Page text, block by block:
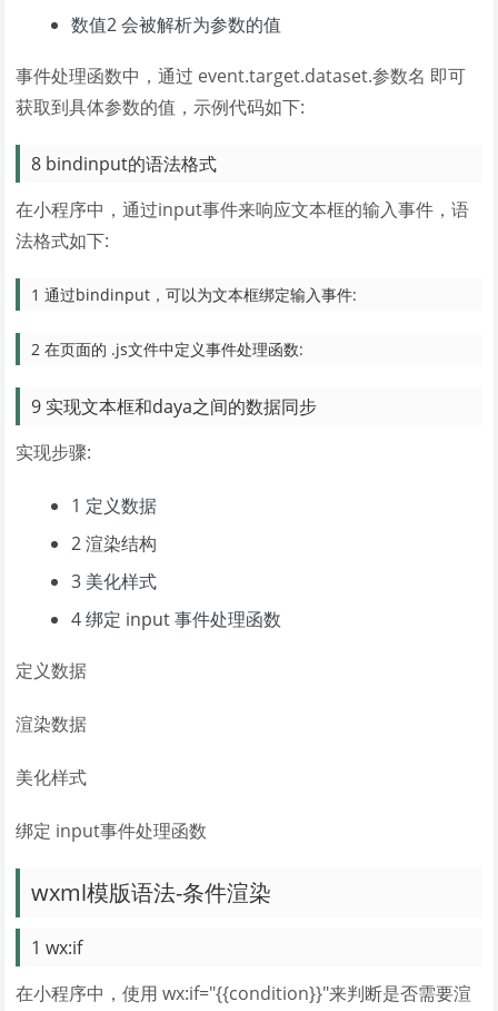
数值2 会被解析为参数的值
事件处理函数中，通过 event.target.dataset.参数名 即可
获取到具体参数的值，示例代码如下:
8 bindinput的语法格式
在小程序中，通过input事件来响应文本框的输入事件，语
法格式如下:
1 通过bindinput，可以为文本框绑定输入事件:
2 在页面的 .js文件中定义事件处理函数:
9 实现文本框和daya之间的数据同步
实现步骤:
1 定义数据
2 渲染结构
3 美化样式
4 绑定 input 事件处理函数
定义数据
渲染数据
美化样式
绑定 input事件处理函数
wxml模版语法-条件渲染
1 wx:if
在小程序中，使用 wx:if="{{condition}}"来判断是否需要渲